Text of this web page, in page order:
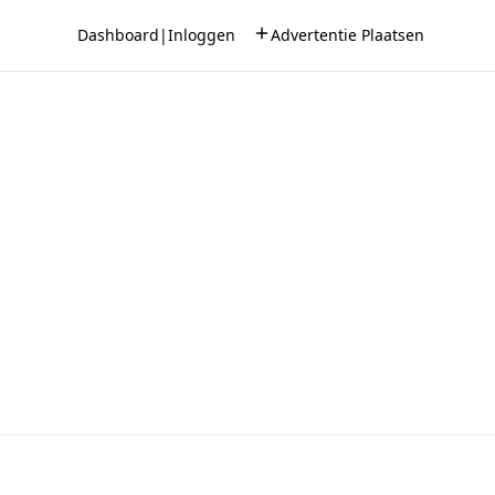
Dashboard |Inloggen Advertentie Plaatsen